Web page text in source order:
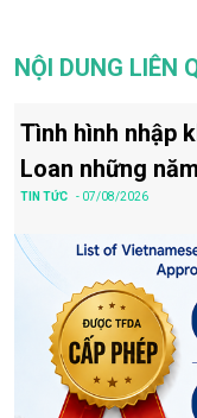
NỘI DUNG LIÊN
Tình hình nhập
Loan những
TIN TỨC - 07/08/2026